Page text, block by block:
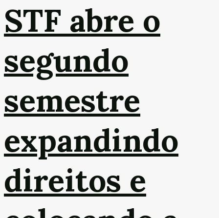
STF abre o
segundo
semestre
expandindo
direitos e